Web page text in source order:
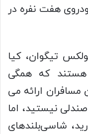
هفت نفره در
تیگوان، کیا
هستند که همگی
مسافران ارائه می
نیستید، اما
شاسی‌بلندهای